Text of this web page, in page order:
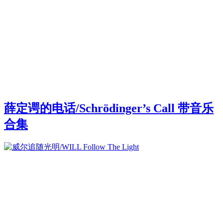
薛定谔的电话/Schrödinger’s Call 带音乐
合集